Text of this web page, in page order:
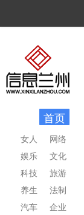
首页
网络
文化
旅游
法制
企业
女人
娱乐
科技
养生
汽车